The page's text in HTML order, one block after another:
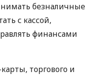
безналичные
с кассой,
финансами
торгового и